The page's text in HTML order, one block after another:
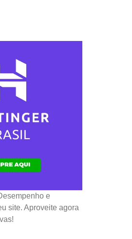
e
site. Aproveite agora